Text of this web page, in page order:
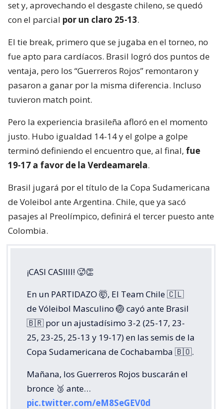
set y, aprovechando el desgaste chileno, se quedó
con el parcial por un claro 25-13.
El tie break, primero que se jugaba en el torneo, no
fue apto para cardíacos. Brasil logró dos puntos de
ventaja, pero los “Guerreros Rojos” remontaron y
pasaron a ganar por la misma diferencia. Incluso
tuvieron match point.
Pero la experiencia brasileña afloró en el momento
justo. Hubo igualdad 14-14 y el golpe a golpe
terminó definiendo el encuentro que, al final, fue
19-17 a favor de la Verdeamarela.
Brasil jugará por el título de la Copa Sudamericana
de Voleibol ante Argentina. Chile, que ya sacó
pasajes al Preolímpico, definirá el tercer puesto ante
Colombia.
¡CASI CASIIII! 🥵👏
En un PARTIDAZO 🤯, El Team Chile 🇨🇱
de Vóleibol Masculino 🏐 cayó ante Brasil
🇧🇷 por un ajustadísimo 3-2 (25-17, 23-
25, 23-25, 25-13 y 19-17) en las semis de la
Copa Sudamericana de Cochabamba 🇧🇴.
Mañana, los Guerreros Rojos buscarán el
bronce 🥉 ante…
pic.twitter.com/eM8SeGEV0d